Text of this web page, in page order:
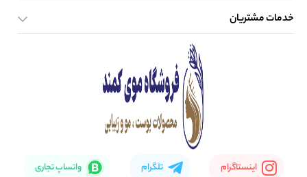
صفحه اصلی
خدمات مشتریان
اینستاگرام تلگرام واتساپ تجاری